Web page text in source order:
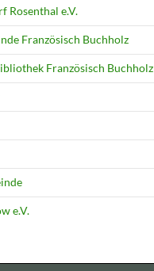
Rosenthal e.V.
Französisch Buchholz
Französisch Buchholz
e.V.